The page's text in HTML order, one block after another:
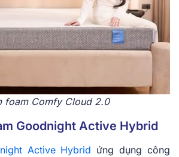
foam Comfy Cloud 2.0
Goodnight Active Hybrid
Active Hybrid ứng dụng công